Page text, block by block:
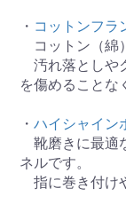
・ コットンフラ
コットン（綿
汚れ落としや
を傷めることな
・ハイシャイン
靴磨きに最適
ネルです。
指に巻き付け